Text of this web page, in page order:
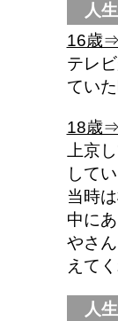
人
16歳⇒
テレ
てい
18歳⇒
上京
してい
当時
中に
やさ
えて
人